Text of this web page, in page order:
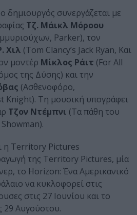
δημιουργός συνεργάζεται με
Τζ. Μάικλ Μόροου
Parker), τον
Χιλ (Tom Clancy’s Jack Ryan, Και
μοντέρ Μίκλος Ράιτ (For All
της Δύσης) και την
(Ασθενοφόρο,
Knight). Τη μουσική υπογράφει
Τζον Ντέμπνι (Τα πάθη του
η Territory Pictures
της Territory Pictures, μία
το Horizon: Ένα Αμερικανικό
να κυκλοφορεί στις
στις 27 Ιουνίου και το
29 Αυγούστου.